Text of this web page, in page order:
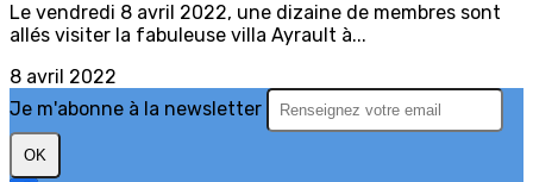
Le vendredi 8 avril 2022, une dizaine de membres sont
allés visiter la fabuleuse villa Ayrault à...
8 avril 2022
Je m'abonne à la newsletter
OK